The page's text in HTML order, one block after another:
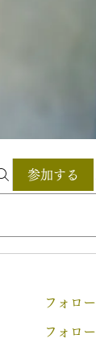
参加する
フォロー
フォロー